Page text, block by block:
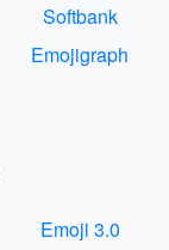
Softbank
Emojigraph
Emoji 3.0